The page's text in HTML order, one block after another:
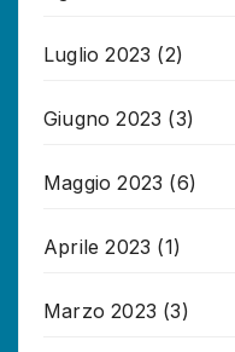
Luglio 2023 (2)
Giugno 2023 (3)
Maggio 2023 (6)
Aprile 2023 (1)
Marzo 2023 (3)